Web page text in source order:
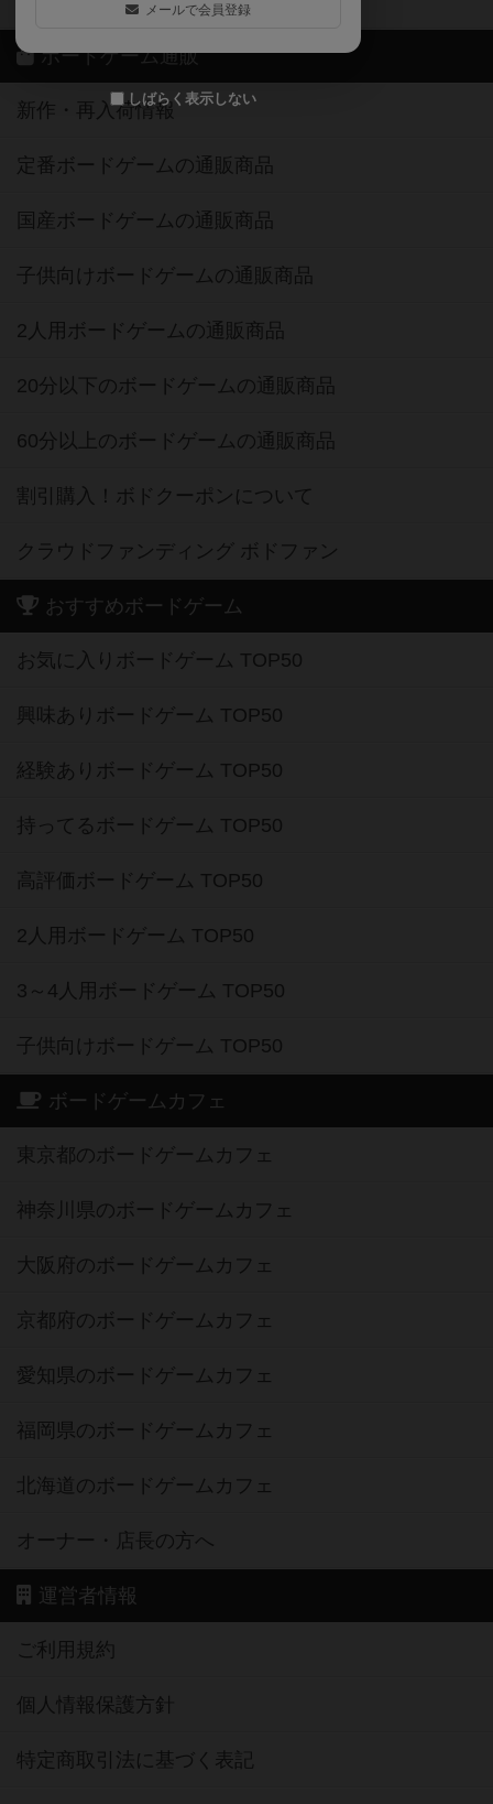
メールで会員登録
しばらく表示しない
ボードゲーム通販
新作・再入荷情報
定番ボードゲームの通販商品
国産ボードゲームの通販商品
子供向けボードゲームの通販商品
2人用ボードゲームの通販商品
20分以下のボードゲームの通販商品
60分以上のボードゲームの通販商品
割引購入！ボドクーポンについて
クラウドファンディング ボドファン
おすすめボードゲーム
お気に入りボードゲーム TOP50
興味ありボードゲーム TOP50
経験ありボードゲーム TOP50
持ってるボードゲーム TOP50
高評価ボードゲーム TOP50
2人用ボードゲーム TOP50
3～4人用ボードゲーム TOP50
子供向けボードゲーム TOP50
ボードゲームカフェ
東京都のボードゲームカフェ
神奈川県のボードゲームカフェ
大阪府のボードゲームカフェ
京都府のボードゲームカフェ
愛知県のボードゲームカフェ
福岡県のボードゲームカフェ
北海道のボードゲームカフェ
オーナー・店長の方へ
運営者情報
ご利用規約
個人情報保護方針
特定商取引法に基づく表記